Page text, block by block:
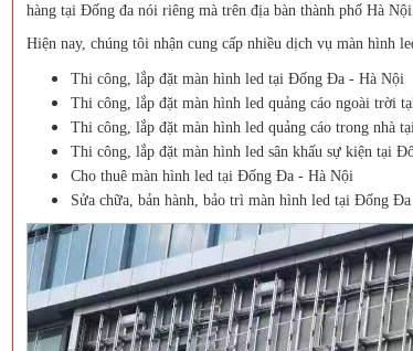
hàng tại Đống đa nói riêng mà trên địa bàn thành phố Hà Nội
Hiện nay, chúng tôi nhận cung cấp nhiều dịch vụ màn hình
Thi công, lắp đặt màn hình led tại Đống Đa - Hà Nội
Thi công, lắp đặt màn hình led quảng cáo ngoài trời
Thi công, lắp đặt màn hình led quảng cáo trong nhà
Thi công, lắp đặt màn hình led sân khấu sự kiện tại
Cho thuê màn hình led tại Đống Đa - Hà Nội
Sửa chữa, bản hành, bảo trì màn hình led tại Đống